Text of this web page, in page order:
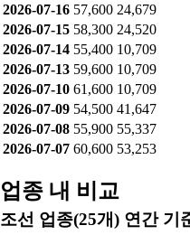
2026-07-16 57,600 24,679
2026-07-15 58,300 24,520
2026-07-14 55,400 10,709
2026-07-13 59,600 10,709
2026-07-10 61,600 10,709
2026-07-09 54,500 41,647
2026-07-08 55,900 55,337
2026-07-07 60,600 53,253
업종 내 비교
조선 업종(25개) 연간 기